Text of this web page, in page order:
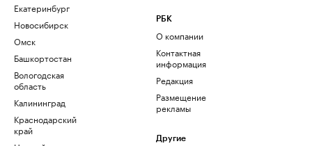
Екатеринбург
Новосибирск
Омск
Башкортостан
Вологодская
область
Калининград
Краснодарский
край
РБК
О компании
Контактная
информация
Редакция
Размещение
рекламы
Другие